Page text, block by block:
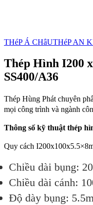
THéP Á CHâUTHéP AN
Thép Hình I200
SS400/A36
Thép Hùng Phát chuyên
mọi công trình và ngành
Thông số kỹ thuật thép
Quy cách
Chiều dài bụng:
Chiều dài cánh:
Độ dày bụng: